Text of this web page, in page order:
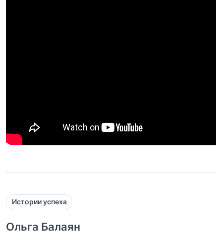
Истории успеха
Ольга Балаян